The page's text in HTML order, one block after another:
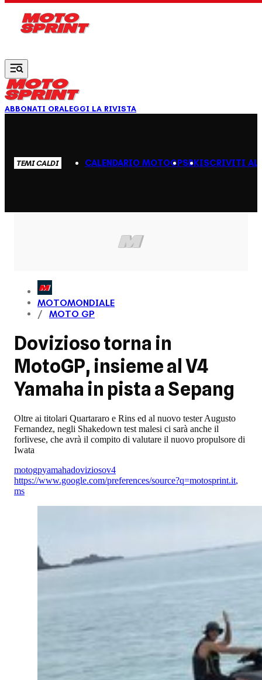
ABBONATI ORALEGGI LA RIVISTA
TEMI CALDI CALENDARIO MOTOGPSBKISCRIVITI AL
MOTOMONDIALE
MOTO GP
Dovizioso torna in
MotoGP, insieme al V4
Yamaha in pista a Sepang
Oltre ai titolari Quartararo e Rins ed al nuovo tester Augusto
Fernandez, negli Shakedown test malesi ci sarà anche il
forlivese, che avrà il compito di valutare il nuovo propulsore di
Iwata
motogpyamahadoviziosov4
https://www.google.com/preferences/source?q=motosprint.it,
ms